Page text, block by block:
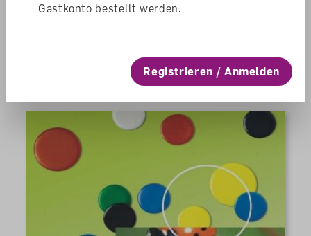
Schweizer Zahlenbuch
Gastkonto bestellt werden.
Registrieren / Anmelden